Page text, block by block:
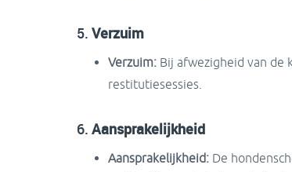
5. Verzuim
Verzuim: Bij afwezigheid van de
restitutiesessies.
6. Aansprakelijkheid
Aansprakelijkheid: De